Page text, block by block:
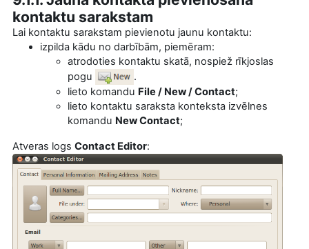
kontaktu sarakstam
Lai kontaktu sarakstam pievienotu jaunu kontaktu:
izpilda kādu no darbībām, piemēram:
atrodoties kontaktu skatā, nospiež rīkjoslas
pogu
.
lieto komandu File / New / Contact;
lieto kontaktu saraksta konteksta izvēlnes
komandu New Contact;
Atveras logs Contact Editor: